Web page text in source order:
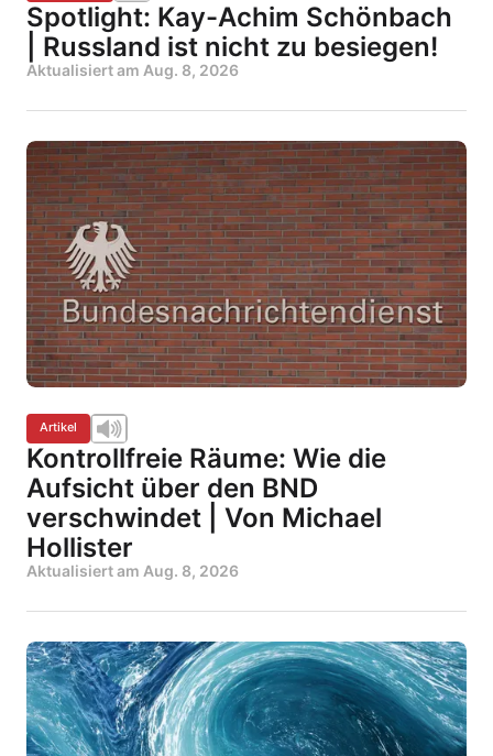
Spotlight: Kay-Achim Schönbach
| Russland ist nicht zu besiegen!
Aktualisiert am Aug. 8, 2026
Artikel
Kontrollfreie Räume: Wie die
Aufsicht über den BND
verschwindet | Von Michael
Hollister
Aktualisiert am Aug. 8, 2026